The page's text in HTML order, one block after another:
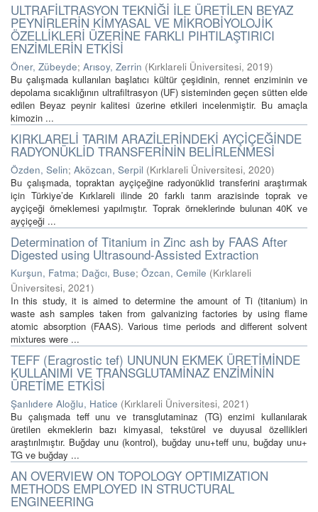
ULTRAFİLTRASYON TEKNİĞİ İLE ÜRETİLEN BEYAZ
PEYNİRLERİN KİMYASAL VE MİKROBİYOLOJİK
ÖZELLİKLERİ ÜZERİNE FARKLI PIHTILAŞTIRICI
ENZİMLERİN ETKİSİ
Öner, Zübeyde; Arısoy, Zerrin (Kırklareli Üniversitesi, 2019)
Bu çalışmada kullanılan başlatıcı kültür çeşidinin, rennet enziminin ve
depolama sıcaklığının ultrafiltrasyon (UF) sisteminden geçen sütten elde
edilen Beyaz peynir kalitesi üzerine etkileri incelenmiştir. Bu amaçla
kimozin ...
KIRKLARELİ TARIM ARAZİLERİNDEKİ AYÇİÇEĞİNDE
RADYONÜKLİD TRANSFERİNİN BELİRLENMESİ
Özden, Selin; Aközcan, Serpil (Kırklareli Üniversitesi, 2020)
Bu çalışmada, topraktan ayçiçeğine radyonüklid transferini araştırmak
için Türkiye’de Kırklareli ilinde 20 farklı tarım arazisinde toprak ve
ayçiçeği örneklemesi yapılmıştır. Toprak örneklerinde bulunan 40K ve
ayçiçeği ...
Determination of Titanium in Zinc ash by FAAS After
Digested using Ultrasound-Assisted Extraction
Kurşun, Fatma; Dağcı, Buse; Özcan, Cemile (Kırklareli
Üniversitesi, 2021)
In this study, it is aimed to determine the amount of Ti (titanium) in
waste ash samples taken from galvanizing factories by using flame
atomic absorption (FAAS). Various time periods and different solvent
mixtures were ...
TEFF (Eragrostic tef) UNUNUN EKMEK ÜRETİMİNDE
KULLANIMI VE TRANSGLUTAMİNAZ ENZİMİNİN
ÜRETİME ETKİSİ
Şanlıdere Aloğlu, Hatice (Kırklareli Üniversitesi, 2021)
Bu çalışmada teff unu ve transglutaminaz (TG) enzimi kullanılarak
üretilen ekmeklerin bazı kimyasal, tekstürel ve duyusal özellikleri
araştırılmıştır. Buğday unu (kontrol), buğday unu+teff unu, buğday unu+
TG ve buğday ...
AN OVERVIEW ON TOPOLOGY OPTIMIZATION
METHODS EMPLOYED IN STRUCTURAL
ENGINEERING